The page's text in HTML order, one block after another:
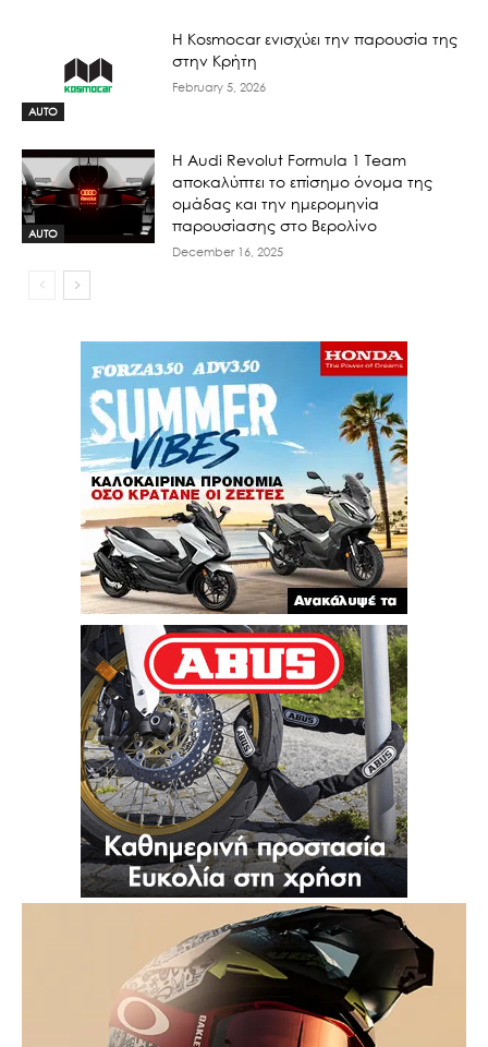
AUTO
Η Kosmocar ενισχύει την παρουσία της
στην Κρήτη
February 5, 2026
AUTO
Η Audi Revolut Formula 1 Team
αποκαλύπτει το επίσημο όνομα της
ομάδας και την ημερομηνία
παρουσίασης στο Βερολίνο
December 16, 2025